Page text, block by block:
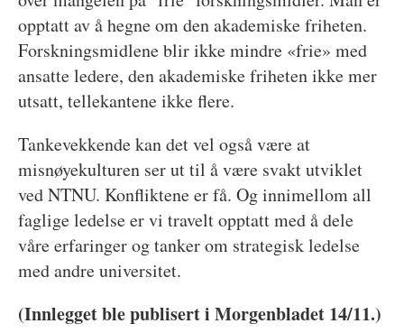
opptatt av å hegne om den akademiske friheten.
Forskningsmidlene blir ikke mindre «frie» med
ansatte ledere, den akademiske friheten ikke mer
utsatt, tellekantene ikke flere.
Tankevekkende kan det vel også være at
misnøyekulturen ser ut til å være svakt utviklet
ved NTNU. Konfliktene er få. Og innimellom all
faglige ledelse er vi travelt opptatt med å dele
våre erfaringer og tanker om strategisk ledelse
med andre universitet.
(Innlegget ble publisert i Morgenbladet 14/11.)